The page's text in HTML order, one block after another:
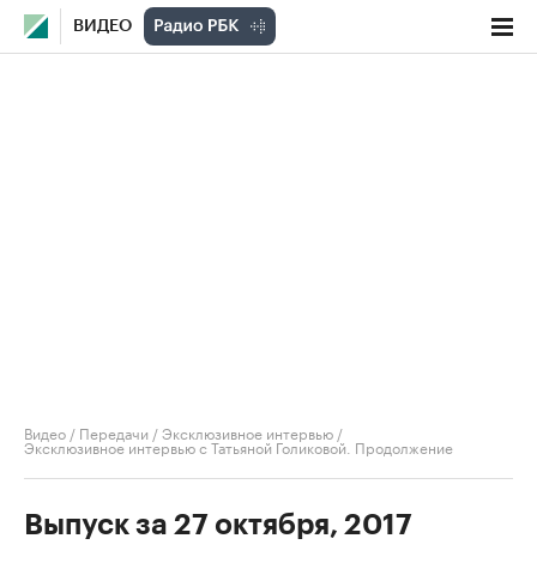
ВИДЕО
Видео / Передачи /Эксклюзивное интервью /
Эксклюзивное интервью с Татьяной Голиковой. Продолжение
Выпуск за 27 октября, 2017